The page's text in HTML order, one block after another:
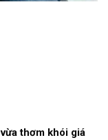
thơm khói giá